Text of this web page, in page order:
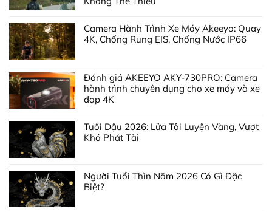
Camera Hành Trình Xe Máy Akeeyo: Quay
4K, Chống Rung EIS, Chống Nước IP66
Đánh giá AKEEYO AKY-730PRO: Camera
hành trình chuyên dụng cho xe máy và xe
đạp 4K
Tuổi Dậu 2026: Lửa Tôi Luyện Vàng, Vượt
Khó Phát Tài
Người Tuổi Thìn Năm 2026 Có Gì Đặc
Biệt?